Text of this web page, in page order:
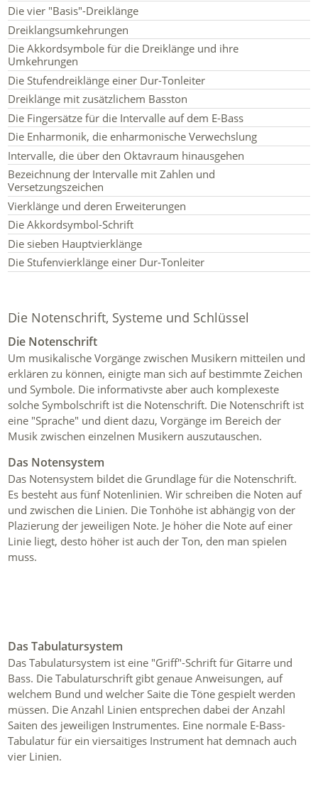
Die Notenschrift, Systeme und Schlüssel
Die Notenschrift
Um musikalische Vorgänge zwischen Musikern mitteilen und
erklären zu können, einigte man sich auf bestimmte Zeichen
und Symbole. Die informativste aber auch komplexeste
solche Symbolschrift ist die Notenschrift. Die Notenschrift ist
eine "Sprache" und dient dazu, Vorgänge im Bereich der
Musik zwischen einzelnen Musikern auszutauschen.
Das Notensystem
Das Notensystem bildet die Grundlage für die Notenschrift.
Es besteht aus fünf Notenlinien. Wir schreiben die Noten auf
und zwischen die Linien. Die Tonhöhe ist abhängig von der
Plazierung der jeweiligen Note. Je höher die Note auf einer
Linie liegt, desto höher ist auch der Ton, den man spielen
muss.
Das Tabulatursystem
Das Tabulatursystem ist eine "Griff"-Schrift für Gitarre und
Bass. Die Tabulaturschrift gibt genaue Anweisungen, auf
welchem Bund und welcher Saite die Töne gespielt werden
müssen. Die Anzahl Linien entsprechen dabei der Anzahl
Saiten des jeweiligen Instrumentes. Eine normale E-Bass-
Tabulatur für ein viersaitiges Instrument hat demnach auch
vier Linien.
Die vier "Basis"-Dreiklänge
Dreiklangsumkehrungen
Die Akkordsymbole für die Dreiklänge und ihre
Umkehrungen
Die Stufendreiklänge einer Dur-Tonleiter
Dreiklänge mit zusätzlichem Basston
Die Fingersätze für die Intervalle auf dem E-Bass
Die Enharmonik, die enharmonische Verwechslung
Intervalle, die über den Oktavraum hinausgehen
Bezeichnung der Intervalle mit Zahlen und
Versetzungszeichen
Vierklänge und deren Erweiterungen
Die Akkordsymbol-Schrift
Die sieben Hauptvierklänge
Die Stufenvierklänge einer Dur-Tonleiter